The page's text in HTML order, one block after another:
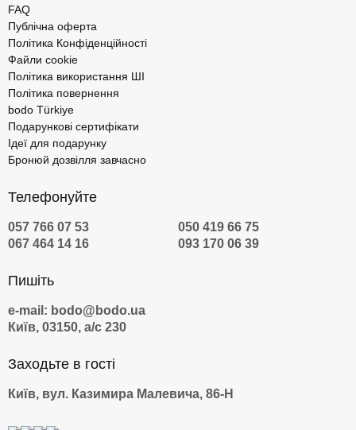
FAQ
Публічна оферта
Політика Конфіденційності
Файли cookie
Політика використання ШІ
Політика повернення
bodo Türkiye
Подарункові сертифікати
Ідеї для подарунку
Бронюй дозвілля завчасно
Телефонуйте
057 766 07 53
050 419 66 75
067 464 14 16
093 170 06 39
Пишіть
e-mail: bodo@bodo.ua
Київ, 03150, а/с 230
Заходьте в гості
Київ, вул. Казимира Малевича, 86-Н